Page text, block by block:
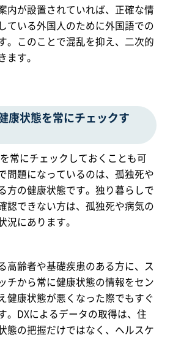
内が設置されていれば、正確な情
ている外国人のために外国語での
。このことで混乱を抑え、二次的
す。
康状態を常にチェックす
常にチェックしておくことも可
問題になっているのは、孤独死や
方の健康状態です。独り暮らしで
認できない方は、孤独死や病気の
況にあります。
高齢者や基礎疾患のある方に、ス
チから常に健康状態の情報をセン
健康状態が悪くなった際でもすぐ
。DXによるデータの取得は、住
態の把握だけではなく、ヘルスケ